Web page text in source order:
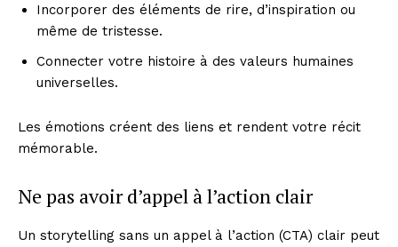
Incorporer des éléments de rire, d’inspiration ou
même de tristesse.
Connecter votre histoire à des valeurs humaines
universelles.
Les émotions créent des liens et rendent votre récit
mémorable.
Ne pas avoir d’appel à l’action clair
Un storytelling sans un appel à l’action (CTA) clair peut